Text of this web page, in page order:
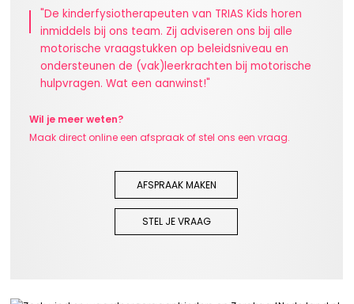
"De kinderfysiotherapeuten van TRIAS Kids horen
inmiddels bij ons team. Zij adviseren ons bij alle
motorische vraagstukken op beleidsniveau en
ondersteunen de (vak)leerkrachten bij motorische
hulpvragen. Wat een aanwinst!"
Wil je meer weten?
Maak direct online een afspraak of stel ons een vraag.
AFSPRAAK MAKEN
STEL JE VRAAG